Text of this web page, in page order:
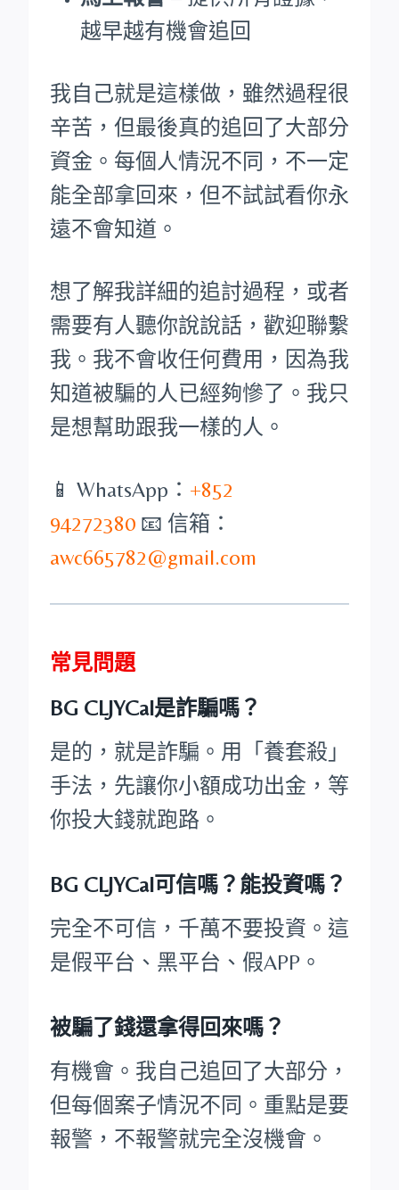
越早越有機會追回
我自己就是這樣做，雖然過程很
辛苦，但最後真的追回了大部分
資金。每個人情況不同，不一定
能全部拿回來，但不試試看你永
遠不會知道。
想了解我詳細的追討過程，或者
需要有人聽你說說話，歡迎聯繫
我。我不會收任何費用，因為我
知道被騙的人已經夠慘了。我只
是想幫助跟我一樣的人。
📱 WhatsApp： +852
94272380 📧 信箱：
awc665782@gmail.com
常見問題
BG CLJYCal是詐騙嗎？
是的，就是詐騙。用「養套殺」
手法，先讓你小額成功出金，等
你投大錢就跑路。
BG CLJYCal可信嗎？能投資嗎？
完全不可信，千萬不要投資。這
是假平台、黑平台、假APP。
被騙了錢還拿得回來嗎？
有機會。我自己追回了大部分，
但每個案子情況不同。重點是要
報警，不報警就完全沒機會。